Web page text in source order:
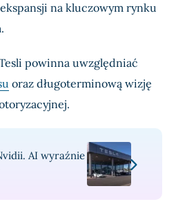
na kluczowym rynku
powinna uwzględniać
oraz długoterminową wizję
AI wyraźnie